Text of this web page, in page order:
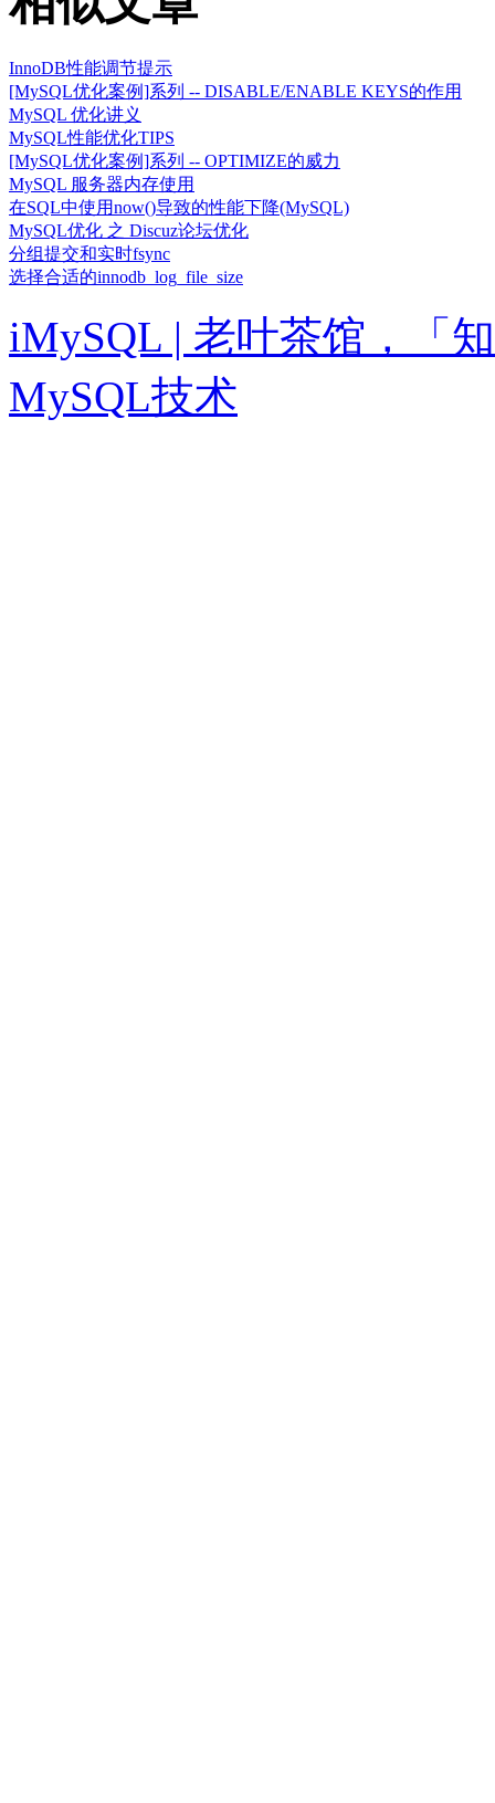
InnoDB性能调节提示
[MySQL优化案例]系列 -- DISABLE/ENABLE KEYS的作用
MySQL 优化讲义
MySQL性能优化TIPS
[MySQL优化案例]系列 -- OPTIMIZE的威力
MySQL 服务器内存使用
在SQL中使用now()导致的性能下降(MySQL)
MySQL优化 之 Discuz论坛优化
分组提交和实时fsync
选择合适的innodb_log_file_size
iMySQL | 老叶茶馆，「
MySQL技术